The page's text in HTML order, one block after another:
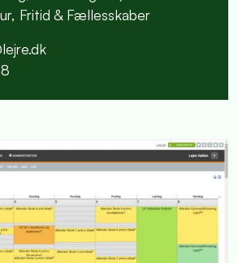
Fritid & Fællesskaber